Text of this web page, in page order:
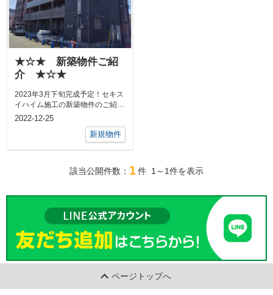
★☆★ 新築物件ご紹
介 ★☆★
2023年3月下旬完成予定！セキス
イハイム施工の新築物件のご紹介
ですo(^-^)oJR千葉駅より徒歩...
2022-12-25
新規物件
該当公開件数： 1件 1～1件を表示
ページトップへ